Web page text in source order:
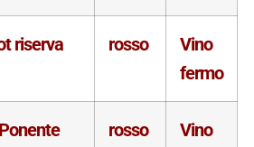
riserva rosso
Vino
fermo
rosso
Vino